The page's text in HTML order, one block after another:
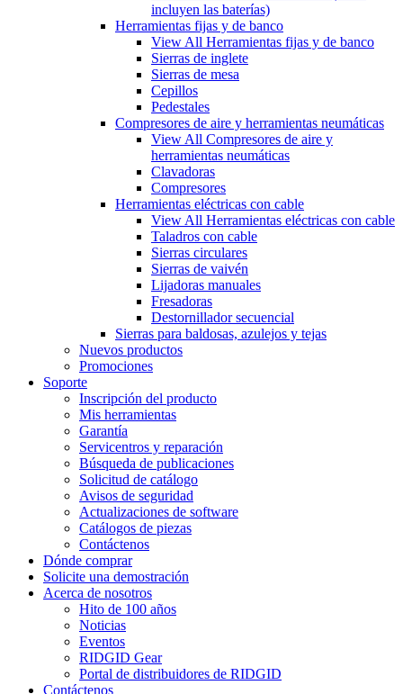
incluyen las baterías)
Herramientas fijas y de banco
View All Herramientas fijas y de banco
Sierras de inglete
Sierras de mesa
Cepillos
Pedestales
Compresores de aire y herramientas neumáticas
View All Compresores de aire y
herramientas neumáticas
Clavadoras
Compresores
Herramientas eléctricas con cable
View All Herramientas eléctricas con cable
Taladros con cable
Sierras circulares
Sierras de vaivén
Lijadoras manuales
Fresadoras
Destornillador secuencial
Sierras para baldosas, azulejos y tejas
Nuevos productos
Promociones
Soporte
Inscripción del producto
Mis herramientas
Garantía
Servicentros y reparación
Búsqueda de publicaciones
Solicitud de catálogo
Avisos de seguridad
Actualizaciones de software
Catálogos de piezas
Contáctenos
Dónde comprar
Solicite una demostración
Acerca de nosotros
Hito de 100 años
Noticias
Eventos
RIDGID Gear
Portal de distribuidores de RIDGID
Contáctenos